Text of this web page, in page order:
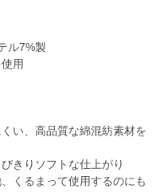
ル7%製
用
い、高品質な綿混紡素材を
きりソフトな仕上がり
くるまって使用するのにも